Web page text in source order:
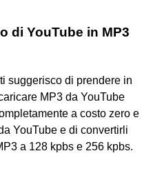
di YouTube in MP3
suggerisco di prendere in
MP3 da YouTube
a costo zero e
YouTube e di convertirli
a 128 kpbs e 256 kpbs.